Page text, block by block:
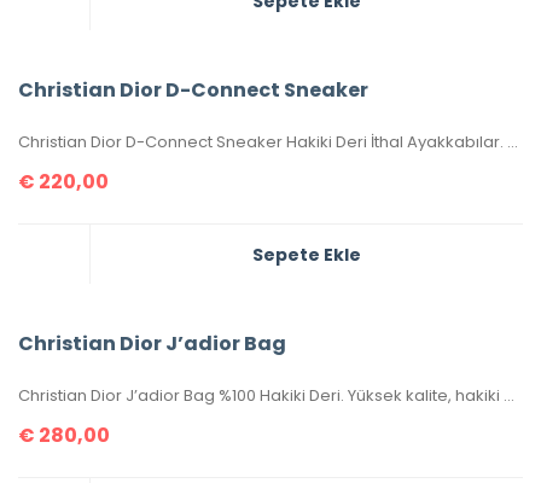
Christian Dior D-Connect Sneaker
Christian Dior D-Connect Sneaker Hakiki Deri İthal Ayakkabılar. Orijinaliyle birebir aynıdır. 36-37-38-39-40 numaralar mevcuttur. Standart kalıptır. Kutulu, toz torbalı, sertifikalıdır.
€ 220,00
Sepete Ekle
Christian Dior J’adior Bag
Christian Dior J’adior Bag %100 Hakiki Deri. Yüksek kalite, hakiki deri, ithal aksesuarlı, birebir üründür. Ebatı 26×17 cm dir. Kutulu, toz torbalı, sertifikalıdır.
€ 280,00